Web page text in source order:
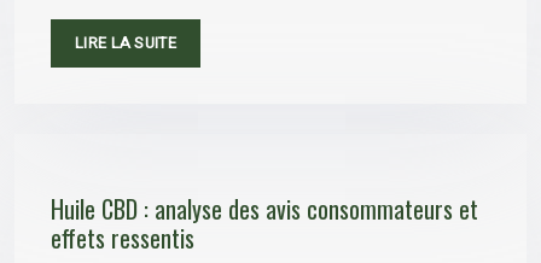
LIRE LA SUITE
Huile CBD : analyse des avis consommateurs et
effets ressentis